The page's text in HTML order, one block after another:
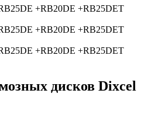
+RB20DE +RB25DET
+RB20DE +RB25DET
+RB20DE +RB25DET
дисков Dixcel